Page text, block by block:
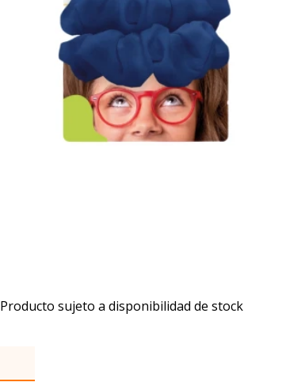
Producto sujeto a disponibilidad de stock